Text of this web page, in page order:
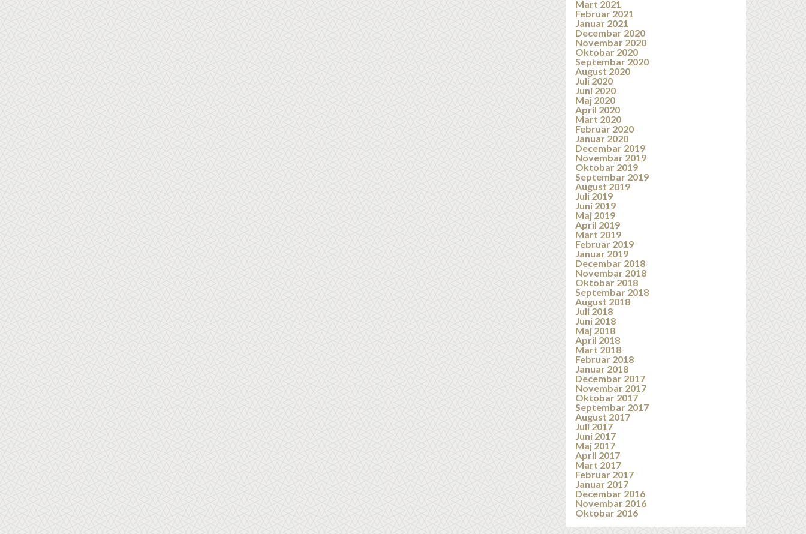
Mart 2021
Februar 2021
Januar 2021
Decembar 2020
Novembar 2020
Oktobar 2020
Septembar 2020
August 2020
Juli 2020
Juni 2020
Maj 2020
April 2020
Mart 2020
Februar 2020
Januar 2020
Decembar 2019
Novembar 2019
Oktobar 2019
Septembar 2019
August 2019
Juli 2019
Juni 2019
Maj 2019
April 2019
Mart 2019
Februar 2019
Januar 2019
Decembar 2018
Novembar 2018
Oktobar 2018
Septembar 2018
August 2018
Juli 2018
Juni 2018
Maj 2018
April 2018
Mart 2018
Februar 2018
Januar 2018
Decembar 2017
Novembar 2017
Oktobar 2017
Septembar 2017
August 2017
Juli 2017
Juni 2017
Maj 2017
April 2017
Mart 2017
Februar 2017
Januar 2017
Decembar 2016
Novembar 2016
Oktobar 2016